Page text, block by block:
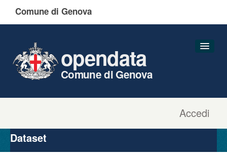
Comune di Genova
Accedi
opendata
Comune di Genova
Organizzazioni
Gruppi
Dataset